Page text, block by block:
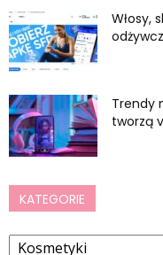
Włosy,
Trendy
tworzą
KATEGORIE
Kategorie